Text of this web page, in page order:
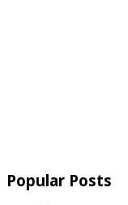
Popular Posts